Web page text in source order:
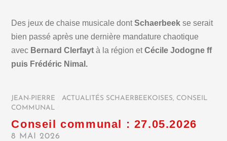
Des jeux de chaise musicale dontSchaerbeek se serait
bien passé après une dernière mandature chaotique
avec Bernard Clerfayt à la région etCécile Jodogne ff
puis Frédéric Nimal.
JEAN-PIERRE ACTUALITÉS SCHAERBEEKOISES, CONSEIL
COMMUNAL
Conseil communal : 27.05.2026
8 MAI 2026